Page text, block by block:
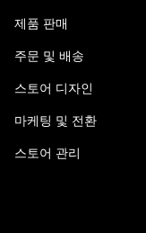
제품 판매
주문 및 배송
스토어 디자인
마케팅 및 전환
스토어 관리